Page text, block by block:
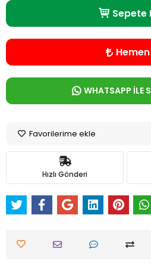
Sepete
WHATSAPP İLE
Favorilerime ekle
Hızlı Gönderi